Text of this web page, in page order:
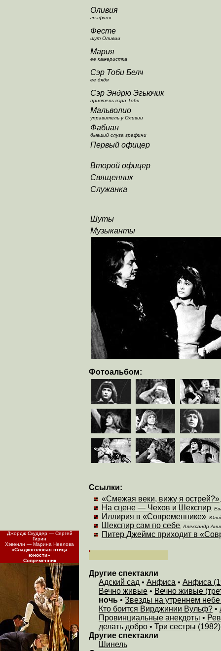
Оливия
графиня
Фесте
шут Оливии
Мария
ее камеристка
Сэр Тоби Белч
ее дядя
Сэр Эндрю Эгьючик
приятель сэра Тоби
Мальволио
управитель у Оливии
Фабиан
бывший слуга графини
Первый офицер
Второй офицер
Священник
Служанка
Шуты
Музыканты
Фотоальбом:
Ссылки:
«Смежая веки, вижу я острей?»
На сцене — Чехов и Шекспир
Иллирия в «Современнике»
Шекспир сам по себе Александр
Питер Джеймс приходит в
Другие спектакли
Адский сад • Анфиса • Анфиса
Вечно живые • Вечно живые
ночь • Звезды на утреннем
Кто боится Вирджинии Вульф? •
Провинциальные анекдоты •
делать добро • Три сестры (1982)
Другие спектакли
Шинель
Джордж Скуддер — Сергей
Гирин
Хэвенли — Марина Неелова
«Сладкоголосая птица
юности»
Современник